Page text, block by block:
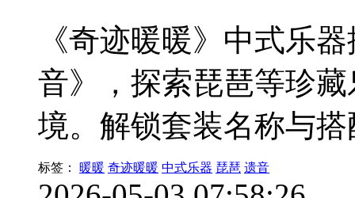
《奇迹暖暖》中式乐
音》，探索琵琶等珍
境。解锁套装名称与
标签： 暖暖 奇迹暖暖 中式乐器 琵琶 遗音